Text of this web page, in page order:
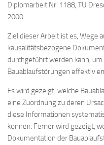
Diplomarbeit Nr. 1188, TU
2000
Ziel dieser Arbeit ist es, Wege
kausalitätsbezogene
durchgeführt werden kann,
Bauablaufstörungen effektiv
Es wird gezeigt, welche
eine Zuordnung zu deren
diese Informationen
können. Ferner wird gezeigt,
Dokumentation der